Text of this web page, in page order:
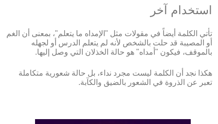
استخدام آخر
تأتي الكلمة أيضاً في مقولات مثل "الإمداه ما يتعلم"، بمعنى أن الغم
أو المصيبة قد حلت بالشخص لأنه لم يتعلم الدرس أو لجهله
بالموقف، فيكون "أمداه" هو حالة الخذلان التي وصل إليها.
هكذا نجد أن الكلمة ليست مجرد نداء، بل حالة شعورية متكاملة
تعبر عن الذروة في الشعور بالضيق والكآبة.